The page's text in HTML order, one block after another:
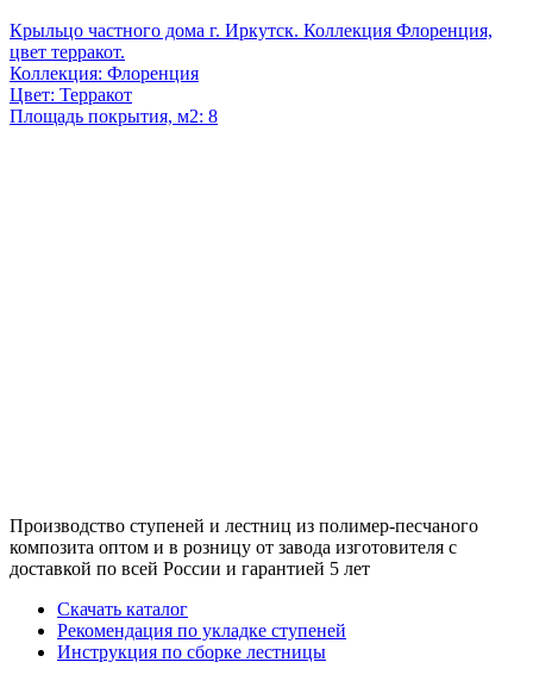
Крыльцо частного дома г. Иркутск. Коллекция Флоренция,
цвет терракот.
Коллекция: Флоренция
Цвет: Терракот
Площадь покрытия, м2: 8
Производство ступеней и лестниц из полимер-песчаного
композита оптом и в розницу от завода изготовителя с
доставкой по всей России и гарантией 5 лет
Скачать каталог
Рекомендация по укладке ступеней
Инструкция по сборке лестницы